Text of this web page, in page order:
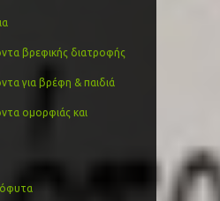
βρεφικής διατροφής
για βρέφη & παιδιά
ομορφιάς και